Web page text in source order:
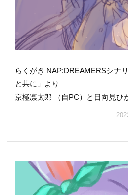
らくがき NAP:DREAMERSシナ
と共に」より
京極凛太郎 （自PC）と日向見ひ